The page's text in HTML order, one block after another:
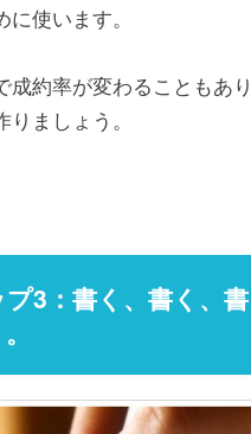
に使います。
成約率が変わることもあ
ましょう。
3：書く、書く、